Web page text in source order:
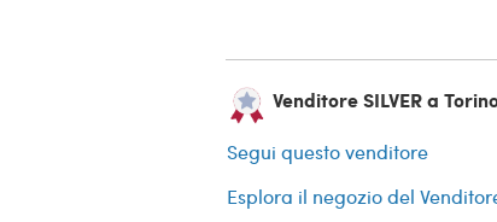
Venditore SILVER a
Segui questo venditore
Esplora il negozio del